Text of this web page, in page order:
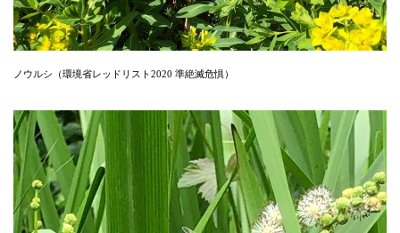
ノウルシ（環境省レッドリスト2020 準絶滅危惧）